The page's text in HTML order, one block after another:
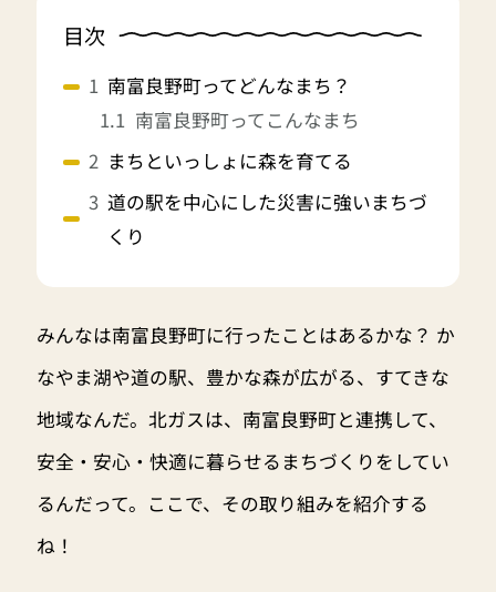
目次
南富良野町ってどんなまち？
南富良野町ってこんなまち
まちといっしょに森を育てる
道の駅を中心にした災害に強いまちづ
くり
みんなは南富良野町に行ったことはあるかな？ か
なやま湖や道の駅、豊かな森が広がる、すてきな
地域なんだ。北ガスは、南富良野町と連携して、
安全・安心・快適に暮らせるまちづくりをしてい
るんだって。ここで、その取り組みを紹介する
ね！